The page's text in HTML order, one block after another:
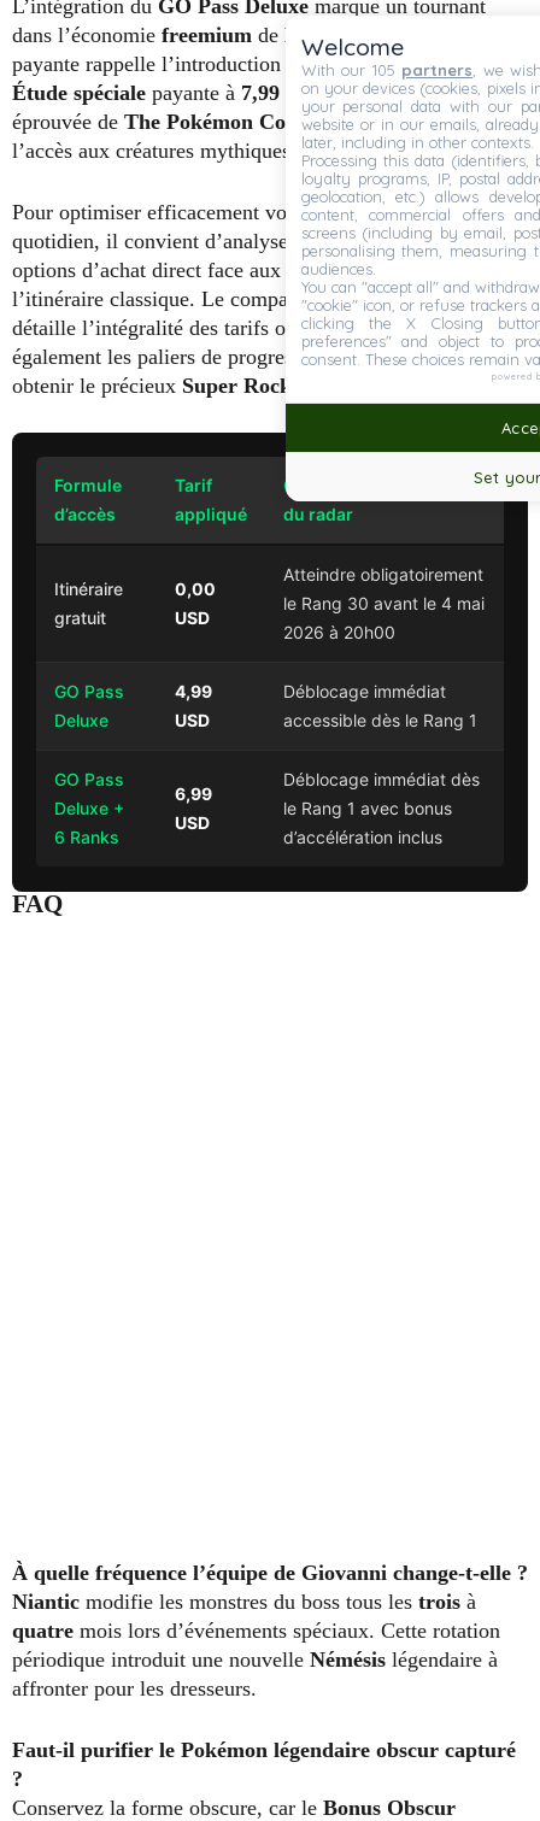
L’intégration du GO Pass Deluxe marque un tournant
dans l’économie freemium de Niantic
payante rappelle l’introduction en2019 de la première
Étude spéciale payante à 7,99 USD. C’est une stratégie
éprouvée de The Pokémon Companypour valoriser
l’accès aux créatures mythiques.
Pour optimiser efficacement votre budget de dresseur au
quotidien, il convient d’analyser rigoureusement les
options d’achat direct face aux exigences chronophages de
l’itinéraire classique. Le comparatif structurel suivant
détaille l’intégralité des tarifs officiels. Il présente
également les paliers de progression indispensables pour
obtenir le précieux Super Rocket Radar
Formule
d’accès
Tarif
appliqué
Condition d’obtention
du radar
Itinéraire
gratuit
0,00
USD
Atteindre obligatoirement
le Rang 30 avant le 4 mai
2026 à 20h00
GO Pass
Deluxe
4,99
USD
Déblocage immédiat
accessible dès le Rang 1
GO Pass
Deluxe +
6 Ranks
6,99
USD
Déblocage immédiat dès
le Rang 1 avec bonus
d’accélération inclus
FAQ
À quelle fréquence l’équipe de Giovanni change-t-elle ?
Niantic modifie les monstres du boss tous les trois à
quatre mois lors d’événements spéciaux. Cette rotation
périodique introduit une nouvelle Némésis légendaire à
affronter pour les dresseurs.
Faut-il purifier le Pokémon légendaire obscur capturé
?
Conservez la forme obscure, car le Bonus Obscur
Welcome
With our 105 partners , we
on your devices (cookies, pixels
your personal data with our
website or in our emails,
later, including in other contexts.
Processing this data (identifiers,
loyalty programs, IP, postal
geolocation, etc.) allows
content, commercial offers
screens (including by email,
personalising them, measuring
audiences.
You can "accept all" and
"cookie" icon, or refuse trackers
clicking the X Closing
preferences" and object to
consent. These choices remain
powered
Set